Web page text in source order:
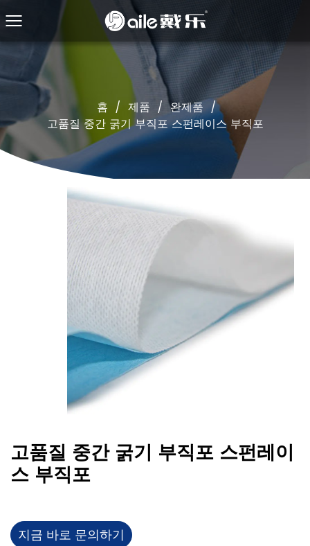
홈 / 제품 / 완제품 /
고품질 중간 굵기 부직포 스펀레이스 부직포
고품질 중간 굵기 부직포 스펀레이
스 부직포
지금 바로 문의하기